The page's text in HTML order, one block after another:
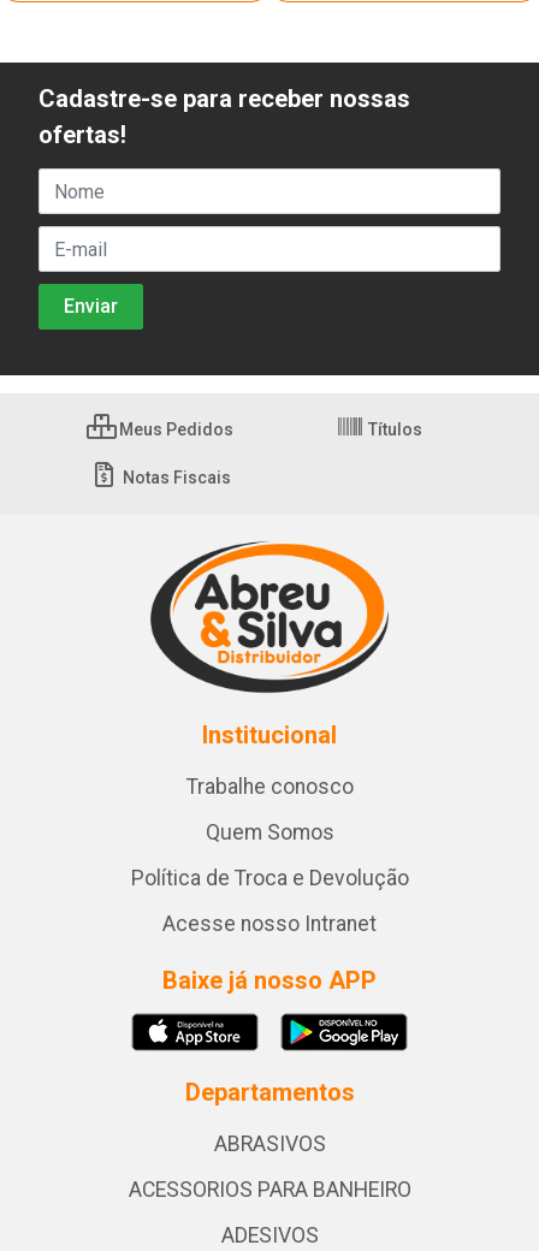
Cadastre-se para receber nossas
ofertas!
Meus Pedidos Títulos
Notas Fiscais
Institucional
Trabalhe conosco
Quem Somos
Política de Troca e Devolução
Acesse nosso Intranet
Baixe já nosso APP
Departamentos
ABRASIVOS
ACESSORIOS PARA BANHEIRO
ADESIVOS